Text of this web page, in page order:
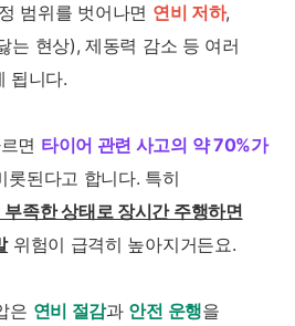
범위를 벗어나면 연비 저하,
는 현상), 제동력 감소 등 여러
됩니다.
면 타이어 관련 사고의 약 70%가
롯된다고 합니다. 특히
부족한 상태로 장시간 주행하면
위험이 급격히 높아지거든요.
은 연비 절감과 안전 운행을